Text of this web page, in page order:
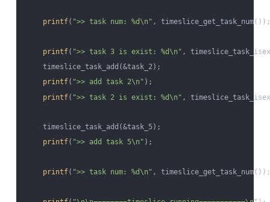
printf( ">> task num: %d\n" , timeslice_get_task_num());
printf( ">> task 3 is exist: %d\n" ,
timeslice_task_add(&task_2);
printf( ">> add task 2\n" );
printf( ">> task 2 is exist: %d\n" ,
timeslice_task_add(&task_5);
printf( ">> add task 5\n" );
printf( ">> task num: %d\n" , timeslice_get_task_num());